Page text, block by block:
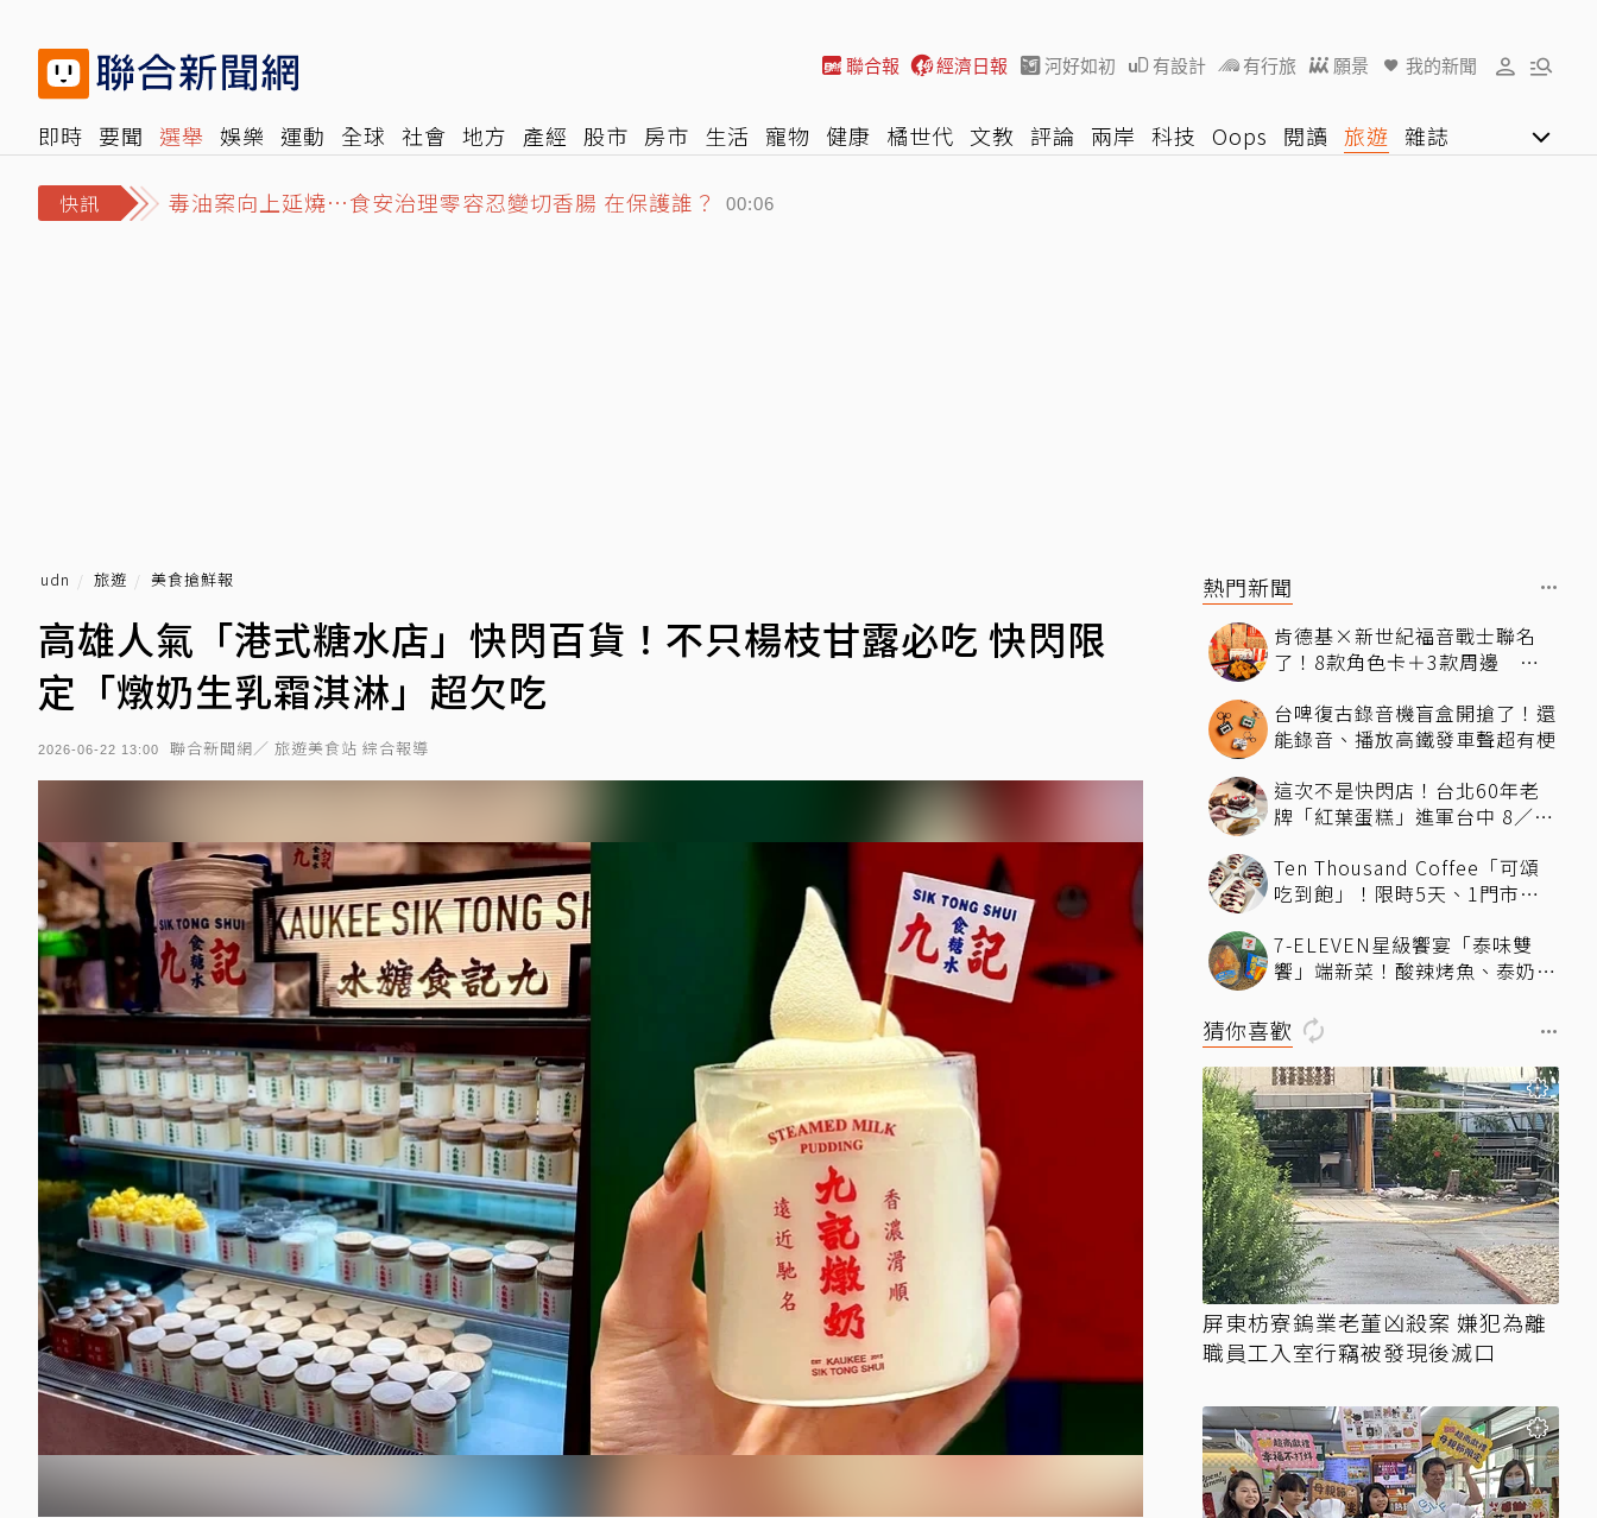
聯合報 經濟日報 河好如初 有設計 有行旅 願景 我的新聞
即時 要聞 選舉 娛樂 運動 全球 社會 地方 產經 股市 房市 生活 寵物 健康 橘世代 文教 評論 兩岸 科技 Oops 閱讀 旅遊 雜誌
快訊
毒油案向上延燒⋯食安治理零容忍變切香腸 在保護誰？
3颱共存無共舞…「白海豚」明襲沖繩 周末外圍環流對台影響曝
udn 旅遊 美食搶鮮報
高雄人氣「港式糖水店」快閃百貨！不只楊枝甘露必吃 快閃限
定「燉奶生乳霜淇淋」超欠吃
2026-06-22 13:00 聯合新聞網／ 旅遊美食站 綜合報導
熱門新聞
肯德基×新世紀福音戰士聯名
了！8款角色卡＋3款周邊 還
台啤復古錄音機盲盒開搶了！還
能錄音、播放高鐵發車聲超有梗
這次不是快閃店！台北60年老
牌「紅葉蛋糕」進軍台中 8／6
糕」門市就能買
Ten Thousand Coffee「可頌
吃到飽」！限時5天、1門市獨
可頌」 活動資訊一次看
7-ELEVEN星級饗宴「泰味雙
饗」端新菜！酸辣烤魚、泰奶提
猜你喜歡
屏東枋寮鎢業老董凶殺案 嫌犯為離
職員工入室行竊被發現後滅口